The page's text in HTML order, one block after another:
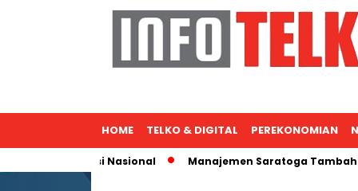
HOME TELKO & DIGITAL PEREKONOMIAN
Ekspansi Nasional Manajemen Saratoga Tambah